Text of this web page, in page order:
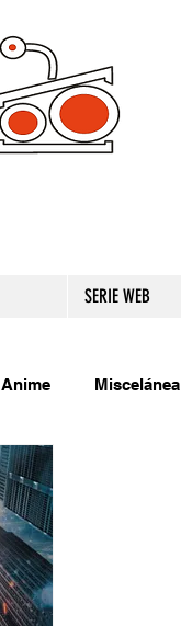
SERIE WEB
Anime Miscelánea
Videojuegos